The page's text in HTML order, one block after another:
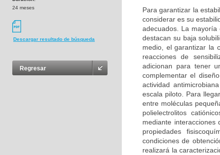
24 meses
Descargar resultado de búsqueda
Regresar
Para garantizar la
considerar es su
adecuados. La mayoría
destacan su baja
medio, el garantizar la
reacciones de
adicionan para tener
complementar el
actividad
escala piloto. Para
entre moléculas
polielectrolitos
mediante interacciones
propiedades
condiciones de
realizará la